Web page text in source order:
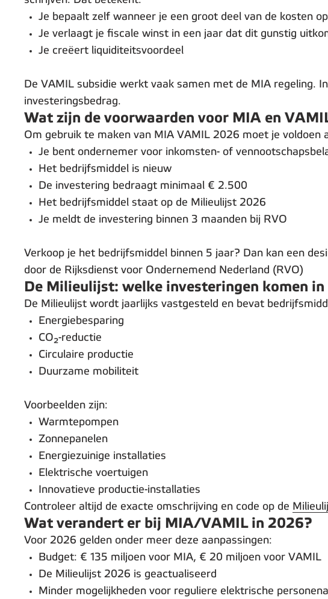
Je bepaalt zelf wanneer je een groot deel van de kosten
Je verlaagt je fiscale winst in een jaar dat dit gunstig
Je creëert liquiditeitsvoordeel
De VAMIL subsidie werkt vaak samen met de MIA regeling.
investeringsbedrag.
Wat zijn de voorwaarden voor MIA en
Om gebruik te maken van MIA VAMIL 2026 moet je voldoen
Je bent ondernemer voor inkomsten- of
Het bedrijfsmiddel is nieuw
De investering bedraagt minimaal € 2.500
Het bedrijfsmiddel staat op de Milieulijst 2026
Je meldt de investering binnen 3 maanden bij RVO
Verkoop je het bedrijfsmiddel binnen 5 jaar? Dan kan een
door de Rijksdienst voor Ondernemend Nederland (RVO)
De Milieulijst: welke investeringen komen
De Milieulijst wordt jaarlijks vastgesteld en bevat
Energiebesparing
CO₂-reductie
Circulaire productie
Duurzame mobiliteit
Voorbeelden zijn:
Warmtepompen
Zonnepanelen
Energiezuinige installaties
Elektrische voertuigen
Innovatieve productie-installaties
Controleer altijd de exacte omschrijving en code op de
Wat verandert er bij MIA/VAMIL in 2026?
Voor 2026 gelden onder meer deze aanpassingen:
Budget: € 135 miljoen voor MIA, € 20 miljoen voor VAMIL
De Milieulijst 2026 is geactualiseerd
Minder mogelijkheden voor reguliere elektrische